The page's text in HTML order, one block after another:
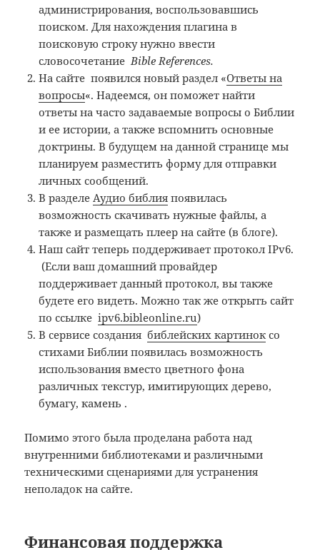
администрирования, воспользовавшись
поиском. Для нахождения плагина в
поисковую строку нужно ввести
словосочетание Bible References.
На сайте появился новый раздел «Ответы на
вопросы«. Надеемся, он поможет найти
ответы на часто задаваемые вопросы о Библии
и ее истории, а также вспомнить основные
доктрины. В будущем на данной странице мы
планируем разместить форму для отправки
личных сообщений.
В разделе Аудио библия появилась
возможность скачивать нужные файлы, а
также и размещать плеер на сайте (в блоге).
Наш сайт теперь поддерживает протокол IPv6.
(Если ваш домашний провайдер
поддерживает данный протокол, вы также
будете его видеть. Можно так же открыть сайт
по ссылкеipv6.bibleonline.ru)
В сервисе созданиябиблейских картинок со
стихами Библии появилась возможность
использования вместо цветного фона
различных текстур, имитирующих дерево,
бумагу, камень .
Помимо этого была проделана работа над
внутренними библиотеками и различными
техническими сценариями для устранения
неполадок на сайте.
Финансовая поддержка